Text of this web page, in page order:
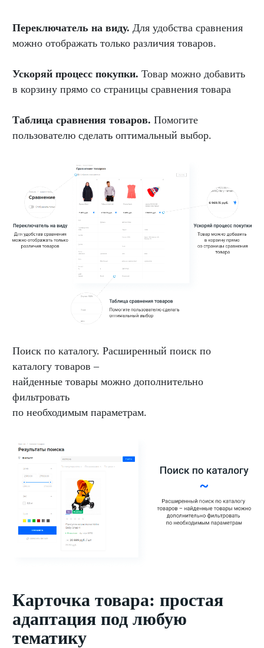
Переключатель на виду. Для удобства сравнения
можно отображать только различия товаров.
Ускоряй процесс покупки. Товар можно добавить
в корзину прямо со страницы сравнения товара
Таблица сравнения товаров. Помогите
пользователю сделать оптимальный выбор.
Поиск по каталогу. Расширенный поиск по
каталогу товаров –
найденные товары можно дополнительно
фильтровать
по необходимым параметрам.
Карточка товара: простая
адаптация под любую
тематику